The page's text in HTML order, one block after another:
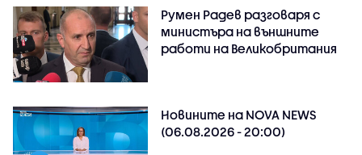
Румен Радев разговаря с
министъра на външните
работи на Великобритания
Новините на NOVA NEWS
(06.08.2026 - 20:00)